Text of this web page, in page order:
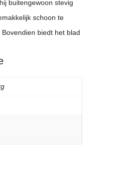
buitengewoon stevig
schoon te
biedt het blad